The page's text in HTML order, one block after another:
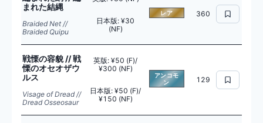
まれた結縄
Braided Net //
Braided Quipu
日本版: ¥30
(NF)
レア 360
戦慄の容貌 // 戦
慄のオセオザウ
ルス
Visage of Dread //
Dread Osseosaur
英版: ¥50 (F)/
¥300 (NF)
日本版: ¥50 (F)/
¥150 (NF)
アンコモ
ン
129